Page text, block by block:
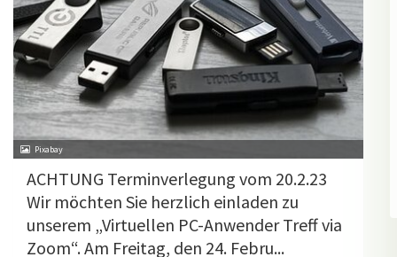
Pixabay
ACHTUNG Terminverlegung vom 20.2.23
Wir möchten Sie herzlich einladen zu
unserem „Virtuellen PC-Anwender Treff via
Zoom“. Am Freitag, den 24. Febru...